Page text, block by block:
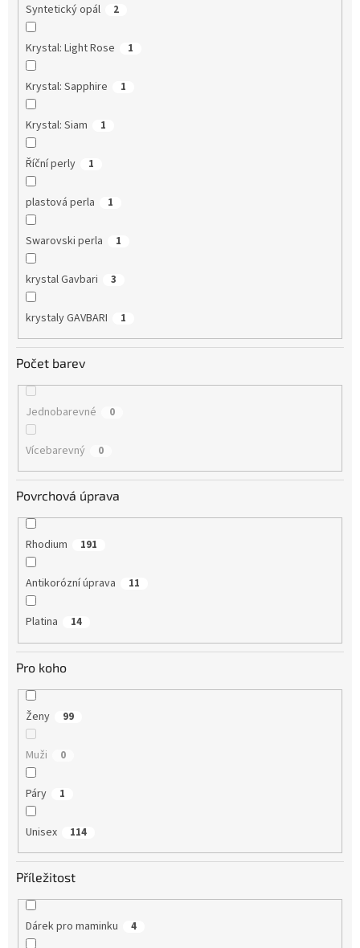
Syntetický opál 2
Krystal: Light Rose 1
Krystal: Sapphire 1
Krystal: Siam 1
Říční perly 1
plastová perla 1
Swarovski perla 1
krystal Gavbari 3
krystaly GAVBARI 1
Počet barev
Jednobarevné 0
Vícebarevný 0
Povrchová úprava
Rhodium 191
Antikorózní úprava 11
Platina 14
Pro koho
Ženy 99
Muži 0
Páry 1
Unisex 114
Příležitost
Dárek pro maminku 4